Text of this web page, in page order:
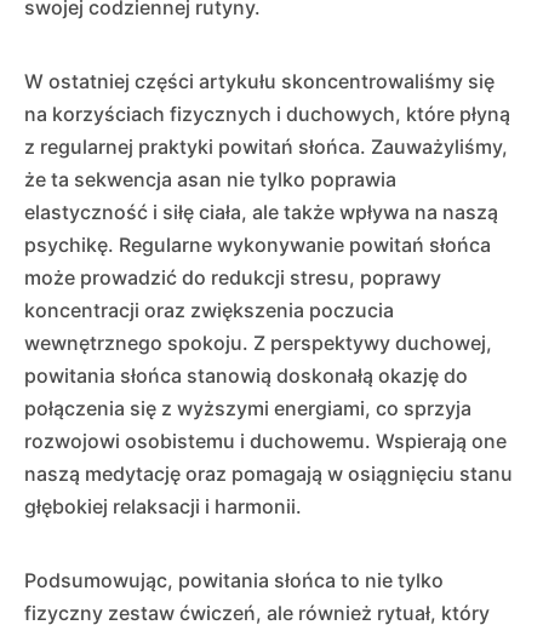
swojej codziennej rutyny.
W ostatniej części artykułu skoncentrowaliśmy się
na korzyściach fizycznych i duchowych, które płyną
z regularnej praktyki powitań słońca. Zauważyliśmy,
że ta sekwencja asan nie tylko poprawia
elastyczność i siłę ciała, ale także wpływa na naszą
psychikę. Regularne wykonywanie powitań słońca
może prowadzić do redukcji stresu, poprawy
koncentracji oraz zwiększenia poczucia
wewnętrznego spokoju. Z perspektywy duchowej,
powitania słońca stanowią doskonałą okazję do
połączenia się z wyższymi energiami, co sprzyja
rozwojowi osobistemu i duchowemu. Wspierają one
naszą medytację oraz pomagają w osiągnięciu stanu
głębokiej relaksacji i harmonii.
Podsumowując, powitania słońca to nie tylko
fizyczny zestaw ćwiczeń, ale również rytuał, który